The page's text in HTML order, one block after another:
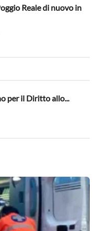
Reale di nuovo in
per il Diritto allo...